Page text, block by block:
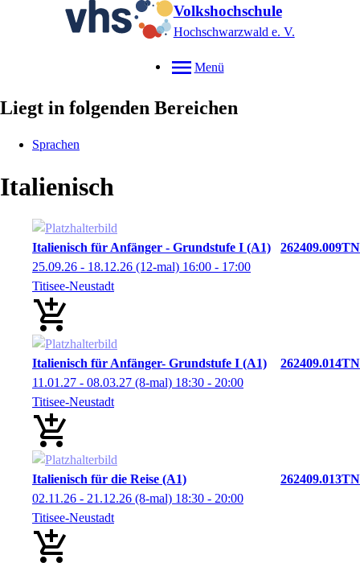
Volkshochschule
Hochschwarzwald e. V.
Menü
Liegt in folgenden Bereichen
Sprachen
Italienisch
Italienisch für Anfänger - Grundstufe I (A1)
262409.009TN
25.09.26 - 18.12.26 (12-mal) 16:00 - 17:00
Titisee-Neustadt
Italienisch für Anfänger- Grundstufe I (A1)
262409.014TN
11.01.27 - 08.03.27 (8-mal) 18:30 - 20:00
Titisee-Neustadt
Italienisch für die Reise (A1)
262409.013TN
02.11.26 - 21.12.26 (8-mal) 18:30 - 20:00
Titisee-Neustadt